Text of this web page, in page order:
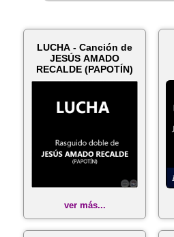
LUCHA - Canción de
JESÚS AMADO
RECALDE (PAPOTÍN)
ver más...